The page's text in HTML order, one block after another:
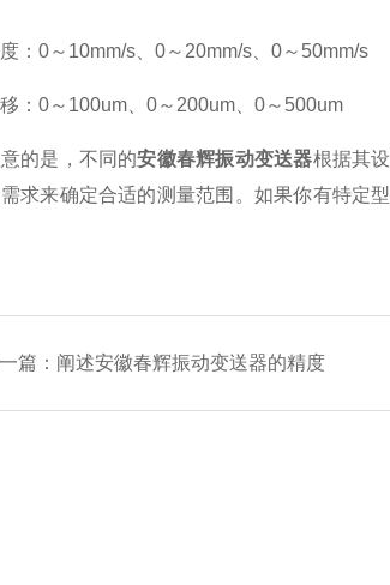
：0～10mm/s、0～20mm/s、0～50mm/s
：0～100um、0～200um、0～500um
的是，不同的安徽春辉振动变送器根据其
求来确定合适的测量范围。如果你有特定
一篇： 阐述安徽春辉振动变送器的精度